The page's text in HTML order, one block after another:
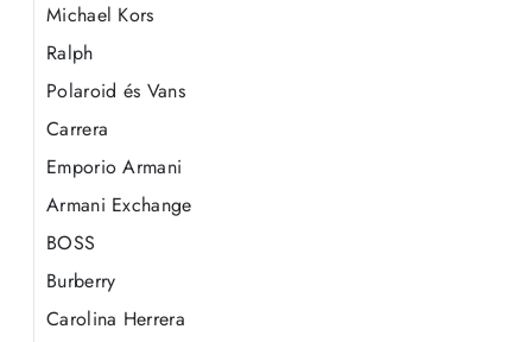
Michael Kors
Ralph
Polaroid és Vans
Carrera
Emporio Armani
Armani Exchange
BOSS
Burberry
Carolina Herrera